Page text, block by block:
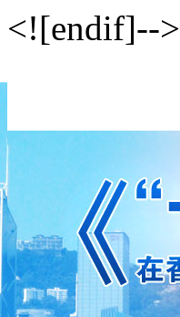
<![endif]-->